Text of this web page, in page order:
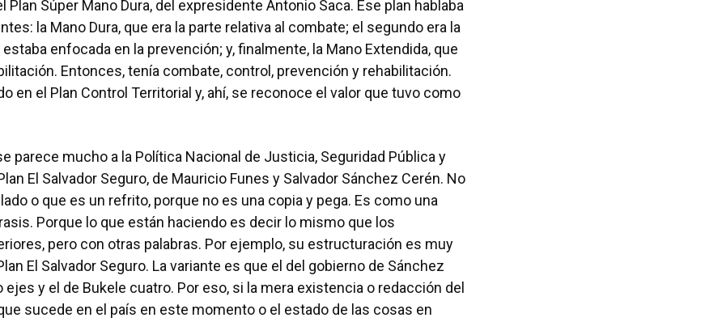
Plan Súper Mano Dura, del expresidente Antonio Saca. Ese plan hablaba
la Mano Dura, que era la parte relativa al combate; el segundo era la
enfocada en la prevención; y, finalmente, la Mano Extendida, que
Entonces, tenía combate, control, prevención y rehabilitación.
en el Plan Control Territorial y, ahí, se reconoce el valor que tuvo como
parece mucho a la Política Nacional de Justicia, Seguridad Pública y
El Salvador Seguro, de Mauricio Funes y Salvador Sánchez Cerén. No
o que es un refrito, porque no es una copia y pega. Es como una
Porque lo que están haciendo es decir lo mismo que los
pero con otras palabras. Por ejemplo, su estructuración es muy
El Salvador Seguro. La variante es que el del gobierno de Sánchez
ejes y el de Bukele cuatro. Por eso, si la mera existencia o redacción del
sucede en el país en este momento o el estado de las cosas en